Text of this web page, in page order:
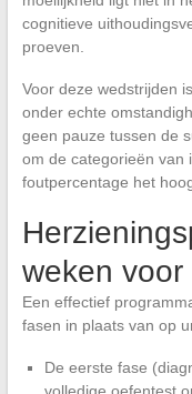
cognitieve
proeven.
Voor deze wedstrijden
onder echte
geen pauze tussen de
om de categorieën van
foutpercentage het
weken
Een effectief
fasen in plaats van op
De eerste fase